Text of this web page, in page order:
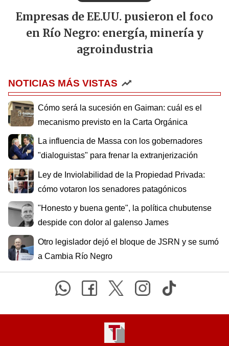
Empresas de EE.UU. pusieron el foco
en Río Negro: energía, minería y
agroindustria
NOTICIAS MÁS VISTAS
Cómo será la sucesión en Gaiman: cuál es el
mecanismo previsto en la Carta Orgánica
La influencia de Massa con los gobernadores
"dialoguistas" para frenar la extranjerización
Ley de Inviolabilidad de la Propiedad Privada:
cómo votaron los senadores patagónicos
"Honesto y buena gente", la política chubutense
despide con dolor al galenso James
Otro legislador dejó el bloque de JSRN y se sumó
a Cambia Río Negro